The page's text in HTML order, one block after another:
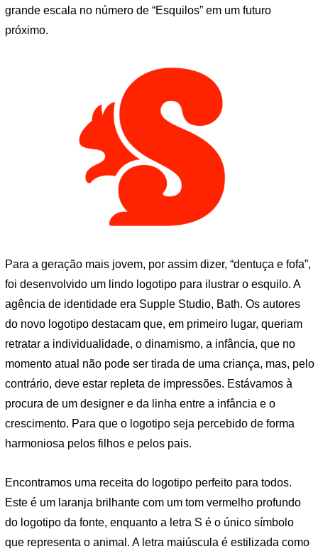
grande escala no número de “Esquilos” em um futuro
próximo.
Para a geração mais jovem, por assim dizer, “dentuça e fofa”,
foi desenvolvido um lindo logotipo para ilustrar o esquilo. A
agência de identidade era Supple Studio, Bath. Os autores
do novo logotipo destacam que, em primeiro lugar, queriam
retratar a individualidade, o dinamismo, a infância, que no
momento atual não pode ser tirada de uma criança, mas, pelo
contrário, deve estar repleta de impressões. Estávamos à
procura de um designer e da linha entre a infância e o
crescimento. Para que o logotipo seja percebido de forma
harmoniosa pelos filhos e pelos pais.
Encontramos uma receita do logotipo perfeito para todos.
Este é um laranja brilhante com um tom vermelho profundo
do logotipo da fonte, enquanto a letra S é o único símbolo
que representa o animal. A letra maiúscula é estilizada como